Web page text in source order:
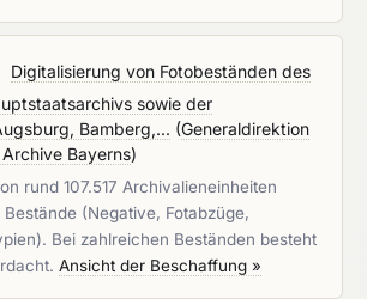
Digitalisierung von Fotobeständen des
sowie der
Bamberg,... (Generaldirektion
Bayerns)
rund 107.517 Archivalieneinheiten
(Negative, Fotabzüge,
Bei zahlreichen Beständen besteht
Ansicht der Beschaffung »